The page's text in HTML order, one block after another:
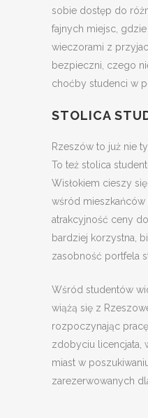
sobie dostęp do
fajnych miejsc,
wieczorami z
bezpieczni, czego
choćby studenci w
STOLICA
Rzeszów to już nie
To też stolica
Wisłokiem cieszy
wśród mieszkańców
atrakcyjność ceny
bardziej korzystna,
zasobność portfela
Wśród studentów
wiążą się z
rozpoczynając
zdobyciu licencjata,
miast w
zarezerwowanych